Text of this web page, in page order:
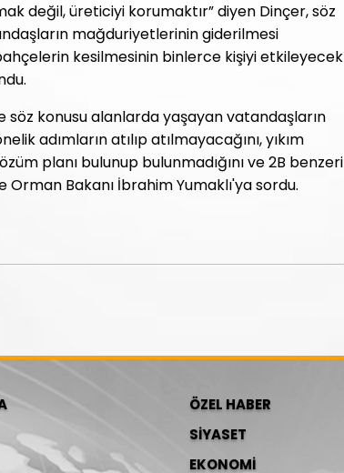
değil, üreticiyi korumaktır” diyen Dinçer, söz
mağduriyetlerinin giderilmesi
kesilmesinin binlerce kişiyi etkileyecek
söz konusu alanlarda yaşayan vatandaşların
adımların atılıp atılmayacağını, yıkım
planı bulunup bulunmadığını ve 2B benzeri
Orman Bakanı İbrahim Yumaklı'ya sordu.
ÖZEL HABER
SİYASET
EKONOMİ